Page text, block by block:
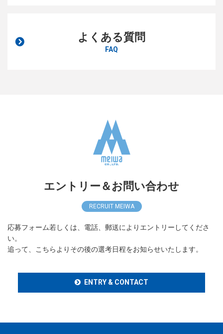
よくある質問
FAQ
エントリー＆お問い合わせ
RECRUIT MEIWA
応募フォーム若しくは、電話、郵送によりエントリーしてくださ
い。
追って、こちらよりその後の選考日程をお知らせいたします。
ENTRY & CONTACT